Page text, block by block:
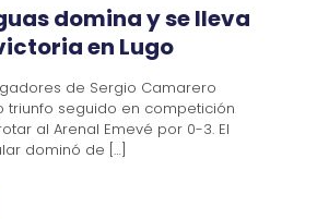
domina y se lleva
en Lugo
de Sergio Camarero
triunfo seguido en competición
al Arenal Emevé por 0-3. El
dominó de […]